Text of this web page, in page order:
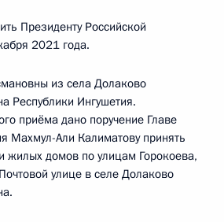
Президенту Российской
2021 года.
из села Долаково
Республики Ингушетия.
приёма дано поручение Главе
Махмул-Али Калиматову принять
жилых домов по улицам Горокоева,
улице в селе Долаково